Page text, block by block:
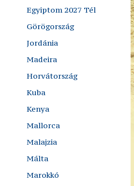
Egyiptom 2027 Tél
Görögország
Jordánia
Madeira
Horvátország
Kuba
Kenya
Mallorca
Malajzia
Málta
Marokkó